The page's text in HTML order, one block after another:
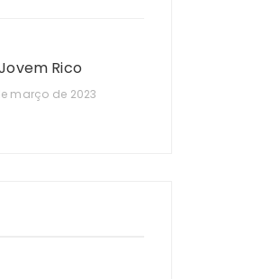
Rico
março de 2023